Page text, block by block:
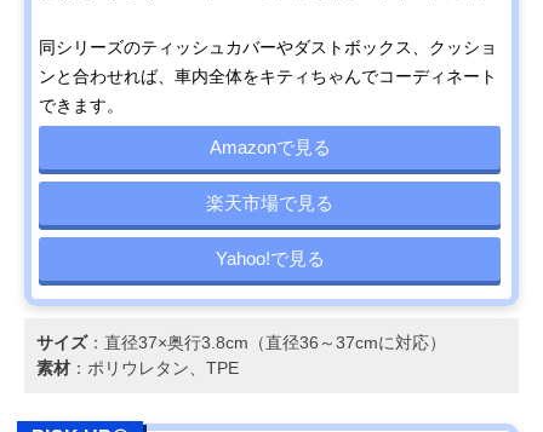
同シリーズのティッシュカバーやダストボックス、クッショ
ンと合わせれば、車内全体をキティちゃんでコーディネート
できます。
Amazonで見る
楽天市場で見る
Yahoo!で見る
サイズ：直径37×奥行3.8cm（直径36～37cmに対応）
素材 ：ポリウレタン、TPE